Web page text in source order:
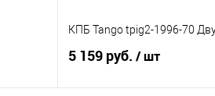
КПБ Tango tpig2-1996-70
5 159 руб. / шт